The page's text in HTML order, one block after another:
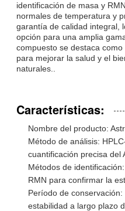
identificación de masa y
normales de temperatura y
garantía de calidad integral,
opción para una amplia
compuesto se destaca
para mejorar la salud y el
naturales..
Características:
Nombre del producto:
Método de análisis:
cuantificación precisa del
Métodos de
RMN para confirmar la
Período de
estabilidad a largo plazo